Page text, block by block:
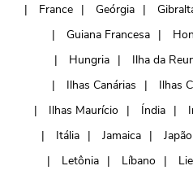
France
Geórgia
Guiana Francesa
Hungria
Ilha da
Ilhas Canárias
Ilhas
Ilhas Maurício
Índia
Itália
Jamaica Japão
Letônia
Líbano